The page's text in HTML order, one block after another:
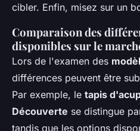
cibler. Enfin, misez sur un
Comparaison des
disponibles sur le
Lors de l'examen des
différences peuvent être
Par exemple, le tapis
Découverte se distingue
tandis que les options